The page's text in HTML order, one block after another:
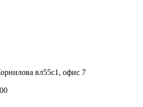
вл55с1, офис 7